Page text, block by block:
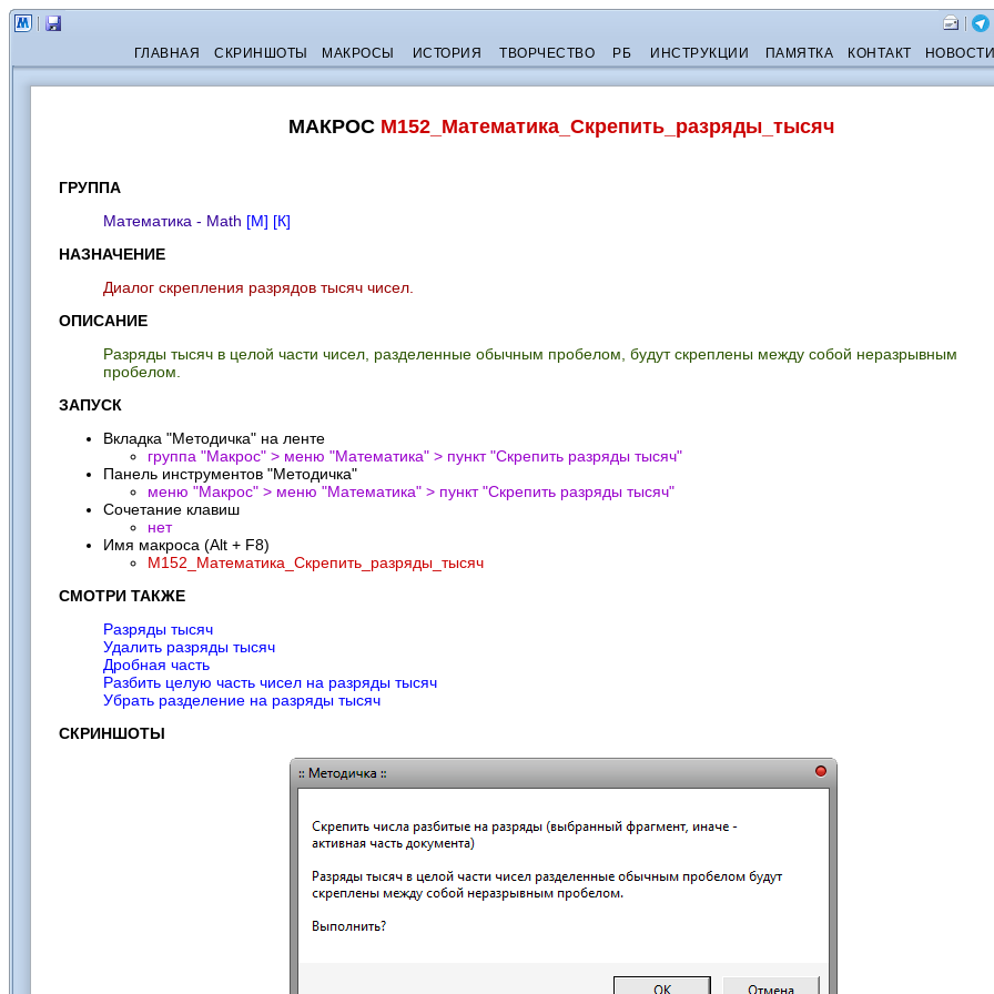
ГЛАВНАЯ СКРИНШОТЫ МАКРОСЫ ИСТОРИЯ ТВОРЧЕСТВО РБ ИНСТРУКЦИИ ПАМЯТКА КОНТАКТ
МАКРОС M152_Математика_Скрепить_разряды_тысяч
ГРУППА
Математика - Math [М] [К]
НАЗНАЧЕНИЕ
Диалог скрепления разрядов тысяч чисел.
ОПИСАНИЕ
Разряды тысяч в целой части чисел, разделенные обычным пробелом, будут скреплены между собой неразрывным
пробелом.
ЗАПУСК
Вкладка "Методичка" на ленте
группа "Макрос" > меню "Математика" > пункт "Скрепить разряды тысяч"
Панель инструментов "Методичка"
меню "Макрос" > меню "Математика" > пункт "Скрепить разряды тысяч"
Сочетание клавиш
нет
Имя макроса (Alt + F8)
M152_Математика_Скрепить_разряды_тысяч
СМОТРИ ТАКЖЕ
Разряды тысяч
Удалить разряды тысяч
Дробная часть
Разбить целую часть чисел на разряды тысяч
Убрать разделение на разряды тысяч
СКРИНШОТЫ